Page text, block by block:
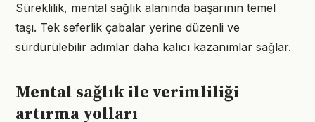
Süreklilik, mental sağlık alanında başarının temel
taşı. Tek seferlik çabalar yerine düzenli ve
sürdürülebilir adımlar daha kalıcı kazanımlar sağlar.
Mental sağlık ile verimliliği
artırma yolları